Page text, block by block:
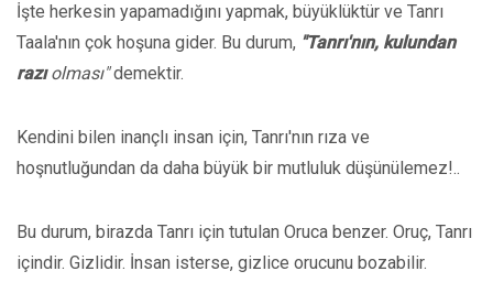
İşte herkesin yapamadığını yapmak, büyüklüktür ve Tanrı
Taala'nın çok hoşuna gider. Bu durum, "Tanrı'nın, kulundan
razı olması"demektir.
Kendini bilen inançlı insan için, Tanrı'nın rıza ve
hoşnutluğundan da daha büyük bir mutluluk düşünülemez!..
Bu durum, birazda Tanrı için tutulan Oruca benzer. Oruç, Tanrı
içindir. Gizlidir. İnsan isterse, gizlice orucunu bozabilir.